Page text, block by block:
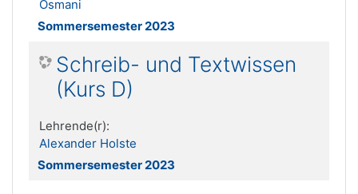
Osmani
Sommersemester 2023
Schreib- und Textwissen
(Kurs D)
Lehrende(r):
Alexander Holste
Sommersemester 2023